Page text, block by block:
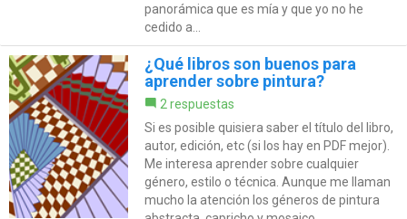
panorámica que es mía y que yo no he
cedido a...
¿Qué libros son buenos para
aprender sobre pintura?
2 respuestas
Si es posible quisiera saber el título del libro,
autor, edición, etc (si los hay en PDF mejor).
Me interesa aprender sobre cualquier
género, estilo o técnica. Aunque me llaman
mucho la atención los géneros de pintura